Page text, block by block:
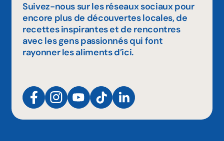
Suivez-nous sur les réseaux sociaux pour
encore plus de découvertes locales, de
recettes inspirantes et de rencontres
avec les gens passionnés qui font
rayonner les aliments d’ici.